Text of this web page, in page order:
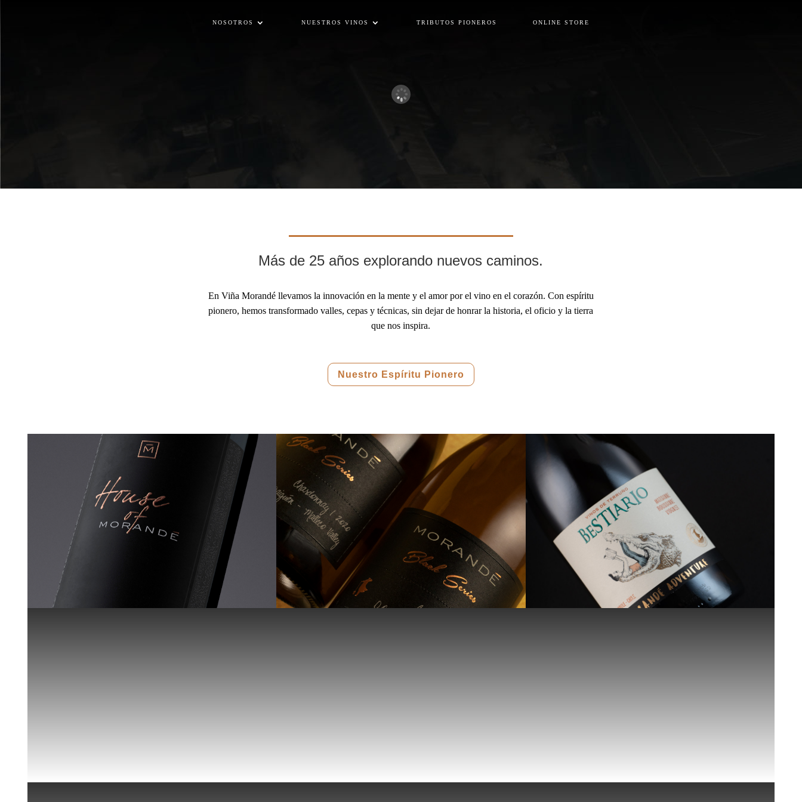
NOSOTROS NUESTROS VINOS TRIBUTOS PIONEROS ONLINE STORE
Más de 25 años explorando nuevos caminos.
En Viña Morandé llevamos la innovación en la mente y el amor por el vino en el corazón. Con espíritu
pionero, hemos transformado valles, cepas y técnicas, sin dejar de honrar la historia, el oficio y la tierra
que nos inspira.
Nuestro Espíritu Pionero
House of Morandé Specialties